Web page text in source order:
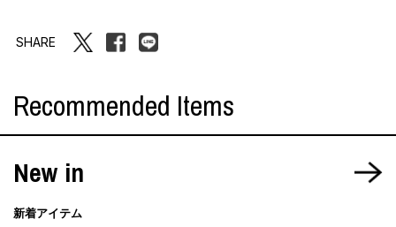
SHARE
Recommended Items
New in
新着アイテム